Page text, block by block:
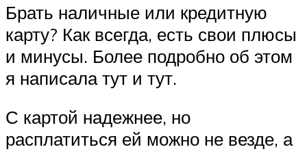
Брать наличные или кредитную
карту? Как всегда, есть свои плюсы
и минусы. Более подробно об этом
я написала тут и тут.
С картой надежнее, но
расплатиться ей можно не везде, а